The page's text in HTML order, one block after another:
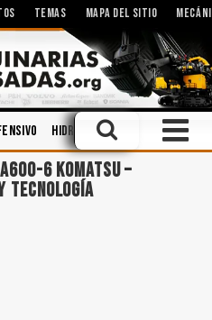
TEMAS MAPA DEL SITIO
Hidráulica Cucharones
6 KOMATSU –
TECNOLOGÍA